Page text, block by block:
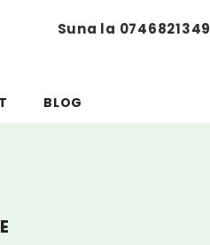
Suna la 0746821349
BLOG